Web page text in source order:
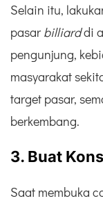
Selain itu,
pasar billiarddi
pengunjung,
masyarakat
target pasar,
berkembang.
3. Buat
Saat membuka